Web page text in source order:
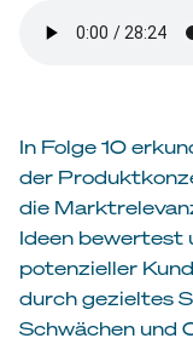
In Folge 10
der
die
Ideen bewertest
potenzieller
durch gezieltes
Schwächen und